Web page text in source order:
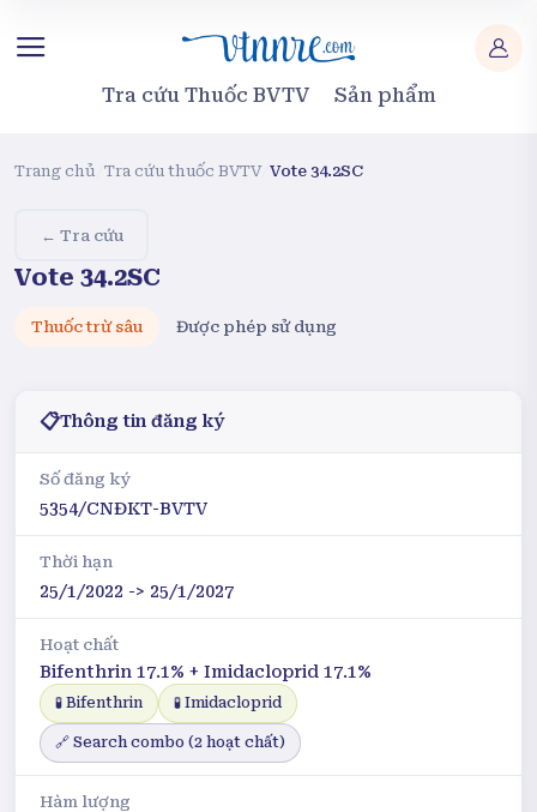
Tra cứu Thuốc BVTV Sản phẩm
Trang chủ Tra cứu thuốc BVTV/ Vote 34.2SC
Vote 34.2SC
Thuốc trừ sâu Được phép sử dụng
← Tra cứu
📋Thông tin đăng ký
Số đăng ký
5354/CNĐKT-BVTV
Thời hạn
25/1/2022 -> 25/1/2027
Hoạt chất
Bifenthrin 17.1% + Imidacloprid 17.1%
🧪 Bifenthrin 🧪 Imidacloprid
🔗 Search combo (2 hoạt chất)
Hàm lượng